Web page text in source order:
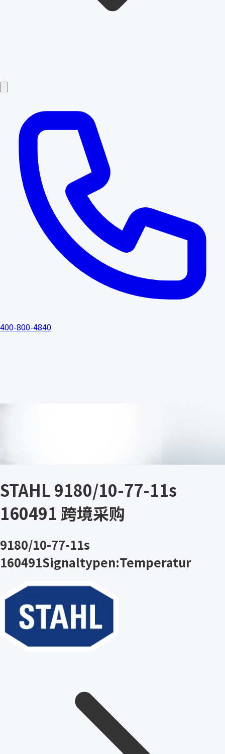
400-800-4840
STAHL 9180/10-77-11s
160491 跨境采购
9180/10-77-11s
160491Signaltypen:Temperatur